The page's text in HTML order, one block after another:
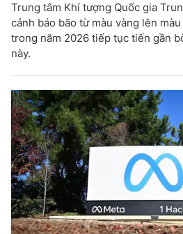
Trung tâm Khí tượng Quốc gia
cảnh báo bão từ màu vàng lên
trong năm 2026 tiếp tục tiến gần
này.